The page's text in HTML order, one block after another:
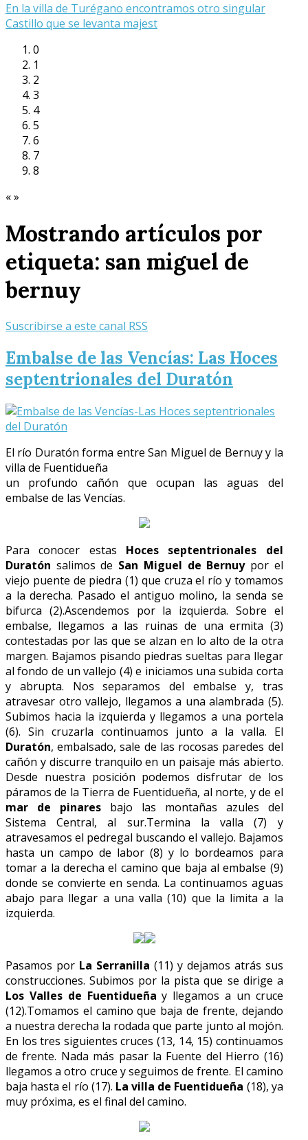
En la villa de Turégano encontramos otro singular
Castillo que se levanta majest
0
1
2
3
4
5
6
7
8
«»
Mostrando artículos por
etiqueta: san miguel de
bernuy
Suscribirse a este canal RSS
Embalse de las Vencías: Las Hoces
septentrionales del Duratón
El río Duratón forma entre San Miguel de Bernuy y la
villa de Fuentidueña
un profundo cañón que ocupan las aguas del
embalse de las Vencías.
Para conocer estas Hoces septentrionales del
Duratón salimos de San Miguel de Bernuypor el
viejo puente de piedra (1) que cruza el río y tomamos
a la derecha. Pasado el antiguo molino, la senda se
bifurca (2).Ascendemos por la izquierda. Sobre el
embalse, llegamos a las ruinas de una ermita (3)
contestadas por las que se alzan en lo alto de la otra
margen. Bajamos pisando piedras sueltas para llegar
al fondo de un vallejo (4) e iniciamos una subida corta
y abrupta. Nos separamos del embalse y, tras
atravesar otro vallejo, llegamos a una alambrada (5).
Subimos hacia la izquierda y llegamos a una portela
(6). Sin cruzarla continuamos junto a la valla. El
Duratón, embalsado, sale de las rocosas paredes del
cañón y discurre tranquilo en un paisaje más abierto.
Desde nuestra posición podemos disfrutar de los
páramos de la Tierra de Fuentidueña, al norte, y de el
mar de pinaresbajo las montañas azules del
Sistema Central, al sur.Termina la valla (7) y
atravesamos el pedregal buscando el vallejo. Bajamos
hasta un campo de labor (8) y lo bordeamos para
tomar a la derecha el camino que baja al embalse (9)
donde se convierte en senda. La continuamos aguas
abajo para llegar a una valla (10) que la limita a la
izquierda.
Pasamos por La Serranilla (11) y dejamos atrás sus
construcciones. Subimos por la pista que se dirige a
Los Valles de Fuentidueña y llegamos a un cruce
(12).Tomamos el camino que baja de frente, dejando
a nuestra derecha la rodada que parte junto al mojón.
En los tres siguientes cruces (13, 14, 15) continuamos
de frente. Nada más pasar la Fuente del Hierro (16)
llegamos a otro cruce y seguimos de frente. El camino
baja hasta el río (17). La villa de Fuentidueña (18), ya
muy próxima, es el final del camino.